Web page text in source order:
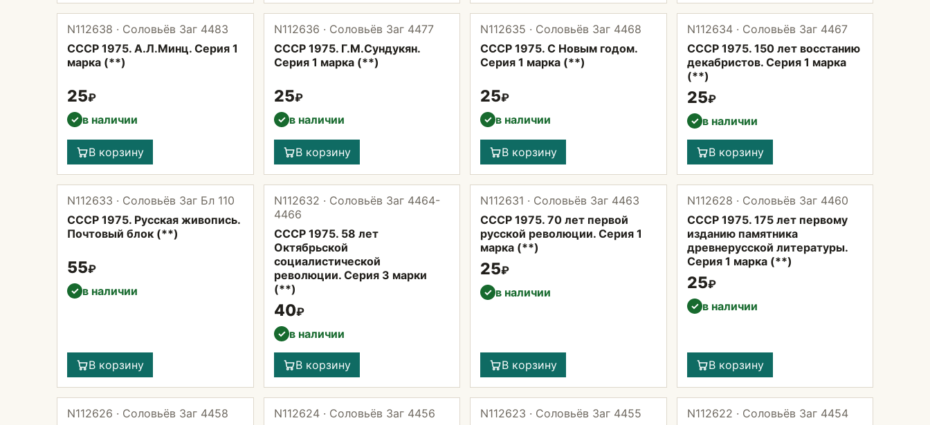
N112638 · Соловьёв Заг 4483
СССР 1975. А.Л.Минц. Серия 1
марка (**)
25₽
✓ в наличии
В корзину
N112636 · Соловьёв Заг 4477
СССР 1975. Г.М.Сундукян.
Серия 1 марка (**)
25₽
✓ в наличии
В корзину
N112635 · Соловьёв Заг 4468
СССР 1975. С Новым годом.
Серия 1 марка (**)
25₽
✓ в наличии
В корзину
N112634 · Соловьёв Заг 4467
СССР 1975. 150 лет восстанию
декабристов. Серия 1 марка
(**)
25₽
✓ в наличии
В корзину
N112633 · Соловьёв Заг Бл 110
СССР 1975. Русская живопись.
Почтовый блок (**)
55₽
✓ в наличии
В корзину
N112632 · Соловьёв Заг 4464-
4466
СССР 1975. 58 лет
Октябрьской
социалистической
революции. Серия 3 марки
(**)
40₽
✓ в наличии
В корзину
N112631 · Соловьёв Заг 4463
СССР 1975. 70 лет первой
русской революции. Серия 1
марка (**)
25₽
✓ в наличии
В корзину
N112628 · Соловьёв Заг 4460
СССР 1975. 175 лет первому
изданию памятника
древнерусской литературы.
Серия 1 марка (**)
25₽
✓ в наличии
В корзину
N112626 · Соловьёв Заг 4458
N112624 · Соловьёв Заг 4456
N112623 · Соловьёв Заг 4455
N112622 · Соловьёв Заг 4454